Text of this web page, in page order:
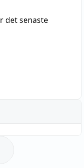
det senaste